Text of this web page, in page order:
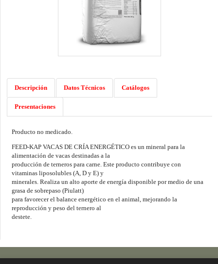
Descripción Datos Técnicos Catálogos
Presentaciones
Producto no medicado.
FEED-KAP VACAS DE CRÍA ENERGÉTICO es un mineral para la
alimentación de vacas destinadas a la
producción de terneros para carne. Este producto contribuye con
vitaminas liposolubles (A, D y E) y
minerales. Realiza un alto aporte de energía disponible por medio de una
grasa de sobrepaso (Piulatt)
para favorecer el balance energético en el animal, mejorando la
reproducción y peso del ternero al
destete.